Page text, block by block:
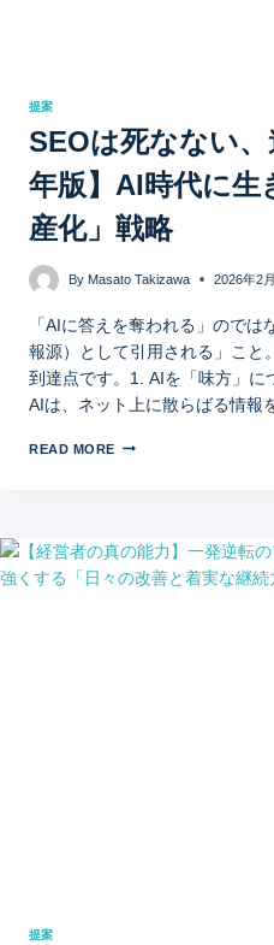
提案
SEOは死なない
年版】AI時代に生
産化」戦略
By Masato Takizawa 2026年2
「AIに答えを奪われる」ので
報源）として引用される」こと
到達点です。1. AIを「味方」に
AIは、ネット上に散らばる情報
READ MORE
提案